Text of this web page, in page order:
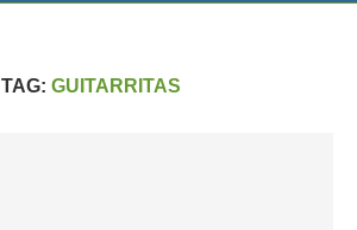
TAG: GUITARRITAS